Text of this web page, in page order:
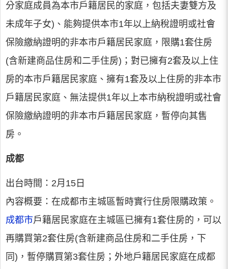
分家庭成員為本市戶籍居民的家庭，包括夫妻雙方及
未成年子女)、能夠提供本市1年以上納稅證明或社會
保險繳納證明的非本市戶籍居民家庭，限購1套住房
(含新建商品住房和二手住房)；對已擁有2套及以上住
房的本市戶籍居民家庭、擁有1套及以上住房的非本市
戶籍居民家庭、無法提供1年以上本市納稅證明或社會
保險繳納證明的非本市戶籍居民家庭，暫停向其售
房。
成都
出台時間：2月15日
內容概要：在成都市主城區暫時實行住房限購政策。
成都市戶籍居民家庭在主城區已擁有1套住房的，可以
再購買第2套住房(含新建商品住房和二手住房，下
同)，暫停購買第3套住房；外地戶籍居民家庭在成都